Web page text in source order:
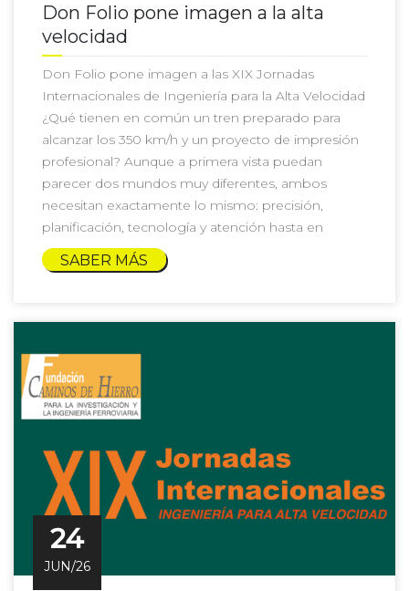
Don Folio pone imagen a la alta
velocidad
Don Folio pone imagen a las XIX Jornadas
Internacionales de Ingeniería para la Alta Velocidad
¿Qué tienen en común un tren preparado para
alcanzar los 350 km/h y un proyecto de impresión
profesional? Aunque a primera vista puedan
parecer dos mundos muy diferentes, ambos
necesitan exactamente lo mismo: precisión,
planificación, tecnología y atención hasta en
SABER MÁS
24
JUN/26